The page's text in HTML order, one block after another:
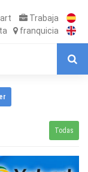
Trabaja
franquicia
Todas